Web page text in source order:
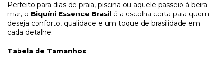
Perfeito para dias de praia, piscina ou aquele passeio à beira-
mar, o Biquíni Essence Brasil é a escolha certa para quem
deseja conforto, qualidade e um toque de brasilidade em
cada detalhe.
Tabela de Tamanhos